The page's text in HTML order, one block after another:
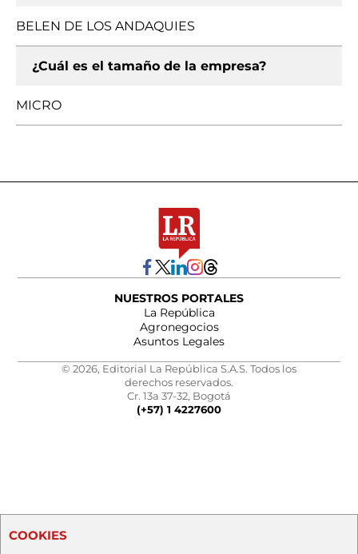
BELEN DE LOS ANDAQUIES
¿Cuál es el tamaño de la empresa?
MICRO
NUESTROS PORTALES
La República
Agronegocios
Asuntos Legales
© 2026, Editorial La República S.A.S. Todos los
derechos reservados.
Cr. 13a 37-32, Bogotá
(+57) 1 4227600
COOKIES